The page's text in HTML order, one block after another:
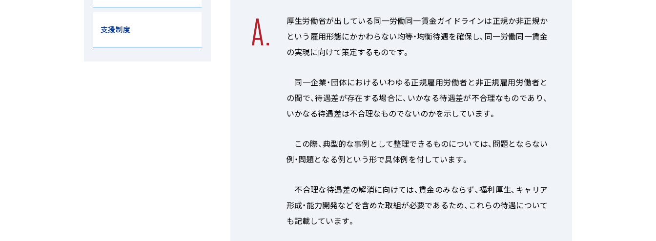
厚生労働省が出している同一労働同一賃金ガイドラインは正規か非正規か
という雇用形態にかかわらない均等・均衡待遇を確保し、同一労働同一賃金
の実現に向けて策定するものです。
同一企業・団体におけるいわゆる正規雇用労働者と非正規雇用労働者と
の間で、待遇差が存在する場合に、いかなる待遇差が不合理なものであり、
いかなる待遇差は不合理なものでないのかを示しています。
この際、典型的な事例として整理できるものについては、問題とならない
例・問題となる例という形で具体例を付しています。
不合理な待遇差の解消に向けては、賃金のみならず、福利厚生、キャリア
形成・能力開発などを含めた取組が必要であるため、これらの待遇について
も記載しています。
支援制度